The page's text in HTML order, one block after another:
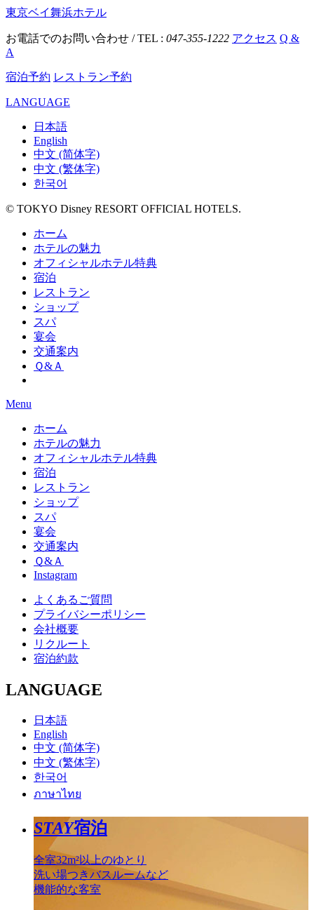
東京ベイ舞浜ホテル
お電話でのお問い合わせ / TEL : 047-355-1222 アクセス Q &
A
宿泊予約 レストラン予約
LANGUAGE
日本語
English
中文 (简体字)
中文 (繁体字)
한국어
© TOKYO Disney RESORT OFFICIAL HOTELS.
ホーム
ホテルの魅力
オフィシャルホテル特典
宿泊
レストラン
ショップ
スパ
宴会
交通案内
Ｑ&Ａ
Menu
ホーム
ホテルの魅力
オフィシャルホテル特典
宿泊
レストラン
ショップ
スパ
宴会
交通案内
Ｑ&Ａ
Instagram
よくあるご質問
プライバシーポリシー
会社概要
リクルート
宿泊約款
LANGUAGE
日本語
English
中文 (简体字)
中文 (繁体字)
한국어
ภาษาไทย
STAY宿泊
全室32m²以上のゆとり
洗い場つきバスルームなど
機能的な客室